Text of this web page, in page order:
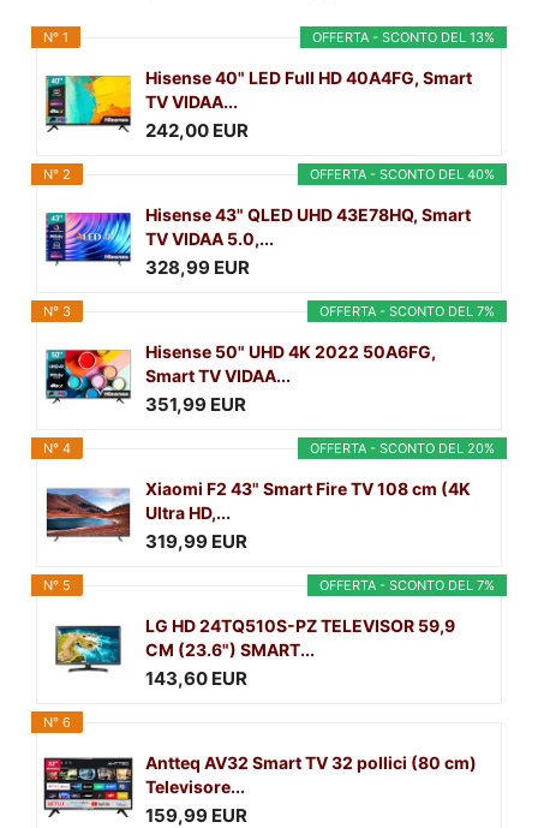
OFFERTA - SCONTO DEL 13%
N° 1
Hisense 40" LED Full HD 40A4FG, Smart
TV VIDAA...
242,00 EUR
OFFERTA - SCONTO DEL 40%
N° 2
Hisense 43" QLED UHD 43E78HQ, Smart
TV VIDAA 5.0,...
328,99 EUR
OFFERTA - SCONTO DEL 7%
N° 3
Hisense 50" UHD 4K 2022 50A6FG,
Smart TV VIDAA...
351,99 EUR
OFFERTA - SCONTO DEL 20%
N° 4
Xiaomi F2 43" Smart Fire TV 108 cm (4K
Ultra HD,...
319,99 EUR
OFFERTA - SCONTO DEL 7%
N° 5
LG HD 24TQ510S-PZ TELEVISOR 59,9
CM (23.6") SMART...
143,60 EUR
N° 6
Antteq AV32 Smart TV 32 pollici (80 cm)
Televisore...
159,99 EUR